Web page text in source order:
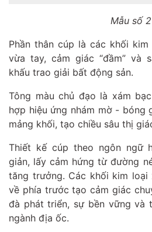
Mẫu số 2
Phần thân cúp là các khối
vừa tay, cảm giác “đầm” và
khấu trao giải bất động sản.
Tông màu chủ đạo là xám
hợp hiệu ứng nhám mờ - bóng
mảng khối, tạo chiều sâu thị
Thiết kế cúp theo ngôn ngữ
giản, lấy cảm hứng từ đường
tăng trưởng. Các khối kim loại
về phía trước tạo cảm giác
đà phát triển, sự bền vững và
ngành địa ốc.